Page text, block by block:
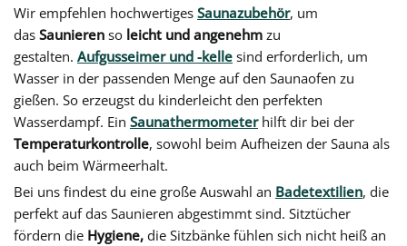
Wir empfehlen hochwertiges Saunazubehör, um
das Saunieren so leicht und angenehm zu
gestalten. Aufgusseimer und -kelle sind erforderlich, um
Wasser in der passenden Menge auf den Saunaofen zu
gießen. So erzeugst du kinderleicht den perfekten
Wasserdampf. Ein Saunathermometerhilft dir bei der
Temperaturkontrolle, sowohl beim Aufheizen der Sauna als
auch beim Wärmeerhalt.
Bei uns findest du eine große Auswahl an Badetextilien, die
perfekt auf das Saunieren abgestimmt sind. Sitztücher
fördern die Hygiene, die Sitzbänke fühlen sich nicht heiß an